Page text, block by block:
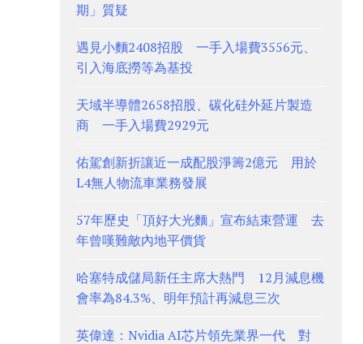
期」質疑
遇見小麵2408招股 一手入場費3556元、
引入海底撈等為基投
天域半導體2658招股、碳化硅外延片製造
商 一手入場費2929元
佑駕創新折讓近一成配股淨籌2億元 用於
L4無人物流車業務發展
57年歷史「頂好大光麵」宣布結束營運 去
年曾嘆難敵內地平價貨
哈塞特成儲局新任主席大熱門 12月減息機
會率為84.3%、明年預計再減息三次
英偉達：Nvidia AI芯片領先業界一代 對